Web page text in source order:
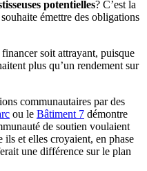
potentielles? C’est la
émettre des obligations
soit attrayant, puisque
plus qu’un rendement sur
communautaires par des
ou le Bâtiment 7 démontre
de soutien voulaient
ils et elles croyaient, en phase
une différence sur le plan